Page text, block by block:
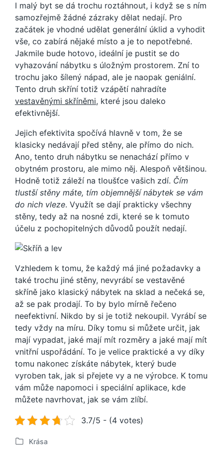
I malý byt se dá trochu roztáhnout, i když se s ním
samozřejmě žádné zázraky dělat nedají. Pro
začátek je vhodné udělat generální úklid a vyhodit
vše, co zabírá nějaké místo a je to nepotřebné.
Jakmile bude hotovo, ideální je pustit se do
vyhazování nábytku s úložným prostorem. Zní to
trochu jako šílený nápad, ale je naopak geniální.
Tento druh skříní totiž vzápětí nahradíte
vestavěnými skříněmi, které jsou daleko
efektivnější.
Jejich efektivita spočívá hlavně v tom, že se
klasicky nedávají před stěny, ale přímo do nich.
Ano, tento druh nábytku se nenachází přímo v
obytném prostoru, ale mimo něj. Alespoň většinou.
Hodně totiž záleží na tloušťce vašich zdí. Čím
tlustší stěny máte, tím objemnější nábytek se vám
do nich vleze. Využít se dají prakticky všechny
stěny, tedy až na nosné zdi, které se k tomuto
účelu z pochopitelných důvodů použít nedají.
Vzhledem k tomu, že každý má jiné požadavky a
také trochu jiné stěny, nevyrábí se vestavěné
skříně jako klasický nábytek na sklad a nečeká se,
až se pak prodají. To by bylo mírně řečeno
neefektivní. Nikdo by si je totiž nekoupil. Vyrábí se
tedy vždy na míru. Díky tomu si můžete určit, jak
mají vypadat, jaké mají mít rozměry a jaké mají mít
vnitřní uspořádání. To je velice praktické a vy díky
tomu nakonec získáte nábytek, který bude
vyroben tak, jak si přejete vy a ne výrobce. K tomu
vám může napomoci i speciální aplikace, kde
můžete navrhovat, jak se vám zlíbí.
3.7/5 - (4 votes)
P
Krása